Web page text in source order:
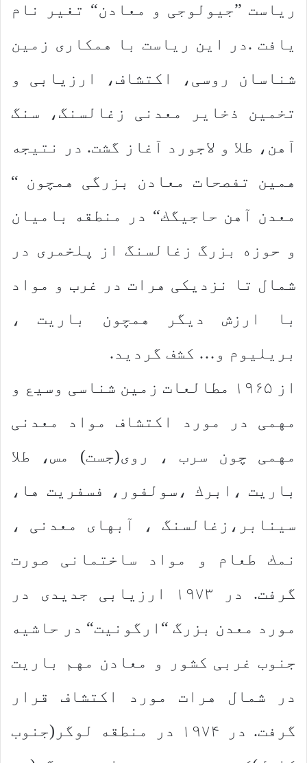
ریاست ”جیولوجی و معادن“ تغیر نام
یافت .در این ریاست با همكاری زمین
شناسان روسی، اكتشاف، ارزیابی و
تخمین ذخایر معدنی زغالسنگ، سنگ
آهن، طلا و لاجورد آغاز گشت. در نتیجه
همین تفصحات معادن بزرگی همچون “
معدن آهن حاجیگك“ در منطقه بامیان
و حوزه بزرگ زغالسنگ از پلخمری در
شمال تا نزدیكی هرات در غرب و مواد
با ارزش دیگر همچون باریت ،
بریلیوم و… كشف گردید.
از ۱۹۶۵ مطالعات زمین شناسی وسیع و
مهمی در مورد اكتشاف مواد معدنی
مهمی چون سرب ، روی(جست) مس، طلا
باریت ،ابرك ،سولفور، فسفریت ها،
سینابر،زغالسنگ ، آبهای معدنی ،
نمك طعام و مواد ساختمانی صورت
گرفت. در ۱۹۷۳ ارزیابی جدیدی در
مورد معدن بزرگ “ارگونیت“ در حاشیه
جنوب غربی كشور و معادن مهم باریت
در شمال هرات مورد اكتشاف قرار
گرفت. در ۱۹۷۴ در منطقه لوگر(جنوب